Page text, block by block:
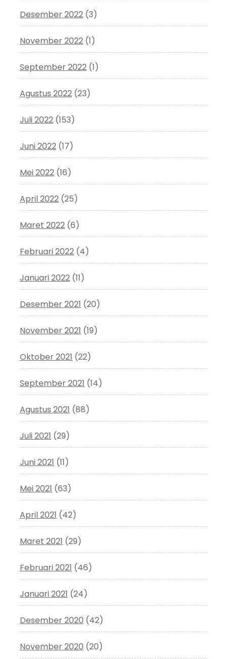
Desember 2022 (3)
November 2022 (1)
September 2022 (1)
Agustus 2022 (23)
Juli 2022 (153)
Juni 2022 (17)
Mei 2022 (16)
April 2022 (25)
Maret 2022 (6)
Februari 2022 (4)
Januari 2022 (11)
Desember 2021 (20)
November 2021 (19)
Oktober 2021 (22)
September 2021 (14)
Agustus 2021 (88)
Juli 2021 (29)
Juni 2021 (11)
Mei 2021 (63)
April 2021 (42)
Maret 2021 (29)
Februari 2021 (46)
Januari 2021 (24)
Desember 2020 (42)
November 2020 (20)